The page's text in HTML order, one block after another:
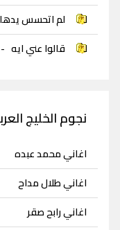
لم اتحسس يدها
قالوا عني ايه -
نجوم الخليج
اغاني محمد عبده
اغاني طلال مداح
اغاني رابح صقر